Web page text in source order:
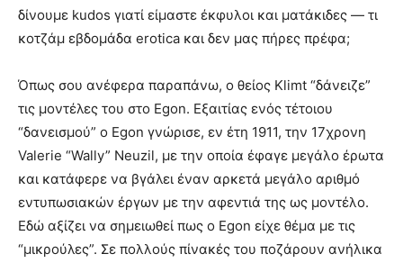
δίνουμε kudos γιατί είμαστε έκφυλοι και ματάκιδες — τι
κοτζάμ εβδομάδα erotica και δεν μας πήρες πρέφα;
Όπως σου ανέφερα παραπάνω, ο θείος Klimt “δάνειζε”
τις μοντέλες του στο Egon. Εξαιτίας ενός τέτοιου
“δανεισμού” ο Egon γνώρισε, εν έτη 1911, την 17χρονη
Valerie “Wally” Neuzil, με την οποία έφαγε μεγάλο έρωτα
και κατάφερε να βγάλει έναν αρκετά μεγάλο αριθμό
εντυπωσιακών έργων με την αφεντιά της ως μοντέλο.
Εδώ αξίζει να σημειωθεί πως ο Egon είχε θέμα με τις
“μικρούλες”. Σε πολλούς πίνακές του ποζάρουν ανήλικα